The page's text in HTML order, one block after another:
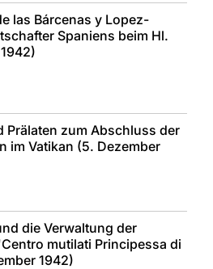
las Bárcenas y Lopez-
Spaniens beim Hl.
Prälaten zum Abschluss der
im Vatikan (5. Dezember
die Verwaltung der
mutilati Principessa di
1942)